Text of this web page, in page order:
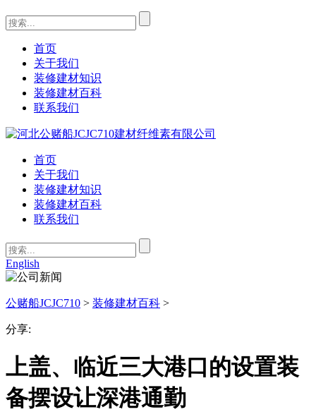
首页
关于我们
装修建材知识
装修建材百科
联系我们
首页
关于我们
装修建材知识
装修建材百科
联系我们
English
公赌船JCJC710 > 装修建材百科 >
分享:
上盖、临近三大港口的设置装
备摆设让深港通勤